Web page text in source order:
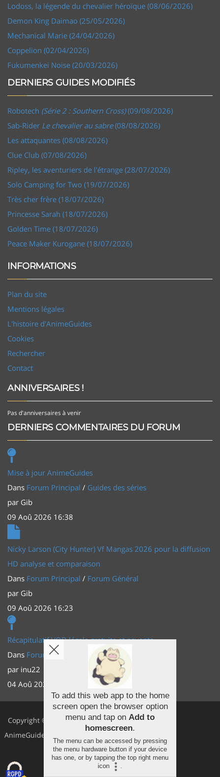
Lodoss, la légende du chevalier héroïque (08/06/2026)
Demon King Daimao (25/05/2026)
Mechanical Marie (24/04/2026)
Coppelion (02/04/2026)
Fukumenkei Noise (20/03/2026)
DERNIERS GUIDES MODIFIÉS
Robotech (Série 2 : Southern Cross)(09/08/2026)
Sab-Rider Le chevalier au sabre(08/08/2026)
Les attaquantes (08/08/2026)
Clue Club (07/08/2026)
Ripley, les aventuriers de l'étrange (28/07/2026)
Solo Camping for Two (19/07/2026)
Très cher frère (18/07/2026)
Princesse Sarah (18/07/2026)
Golden Time (18/07/2026)
Peace Maker Kurogane (18/07/2026)
INFORMATIONS
Plan du site
Mentions légales
L'histoire d'AnimeGuides
Cookies
Rechercher
Contact
ANNIVERSAIRES !
Pas d'anniversaires à venir
DERNIERS COMMENTAIRES DU FORUM
Mise à jour AnimeGuides
Dans Forum Principal / Guides des séries
par Gib
09 Aoû 2026 16:38
Nicky Larson (City Hunter) Vf Mangas 2026 pour la diffusion
HD analyse et comparaison
Dans Forum Principal / Forum Général
par Gib
09 Aoû 2026 16:23
Récapitulatif VOD légale gratuite et payante
Dans Forum Principal
Actus (TV, vidéo, web)
par inu22
04 Aoû 2026 20:30
Copyright ©
AnimeGuides
Facebook
Youtube
Twitter
To add this web app to the home
screen open the browser option
menu and tap on Add to
homescreen.
The menu can be accessed by pressing
the menu hardware button if your device
has one, or by tapping the top right menu
icon
.